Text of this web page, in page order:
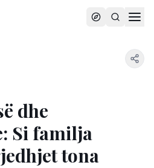
dhe
Si familja
tona